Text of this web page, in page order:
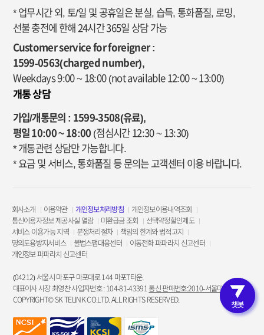
고객인증
* 업무시간 외, 토/일 및 공휴일은 분실, 습득, 통화품질, 로밍,
선불 충전에 한해 24시간 365일 상담 가능
Customer service for foreigner :
1599-0563(charged number),
Weekdays 9:00 ~ 18:00 (not available 12:00 ~ 13:00)
개통 상담
가입/개통문의 : 1599-3508(유료),
평일 10:00 ~ 18:00 (점심시간 12:30 ~ 13:30)
* 개통관련 상담만 가능합니다.
* 요금 및 서비스, 통화품질 등 문의는 고객센터 이용 바랍니다.
회사소개 이용약관 개인정보처리방침
개인정보이용내역조회
통신이용자정보 제공사실 열람
미환급금 조회
선택약정할인제도
서비스 이용가능 지역
분쟁처리절차
책임의 한계와 법적고지
명의도용방지서비스
불법스팸대응센터
이동전화 파파라치 신고센터
개인정보 파파라치 신고센터
(04212) 서울시 마포구 마포대로 144 마포T타운.
대표이사 사장 최영찬 사업자번호 : 104-81-43391통신 판매번호:2010-서울마포-3953
COPYRIGHT© SK TELINK CO.LTD. ALL RIGHTS RESERVED.